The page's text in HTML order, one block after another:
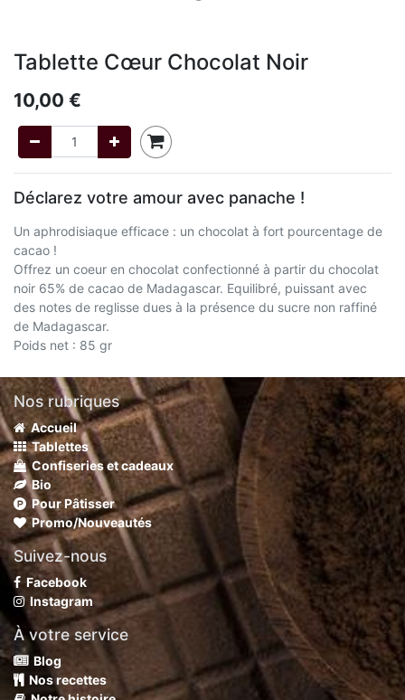
Tablette Cœur Chocolat Noir
10,00 €
Déclarez votre amour avec panache !
Un aphrodisiaque efficace : un chocolat à fort pourcentage de
cacao !
Offrez un coeur en chocolat confectionné à partir du chocolat
noir 65% de cacao de Madagascar. Equilibré, puissant avec
des notes de reglisse dues à la présence du sucre non raffiné
de Madagascar.
Poids net : 85 gr
Nos rubriques
Accueil
Tablettes
Confiseries et cadeaux
Bio
Pour Pâtisser
Promo/Nouveautés
Suivez-nous
Facebook
Instagram
À votre service
Blog
Nos recettes